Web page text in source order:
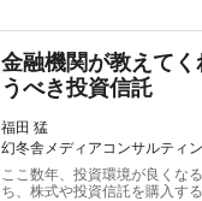
金融機関が教えて
うべき投資信託
福田 猛
幻冬舎メディアコンサルティ
ここ数年、投資環境が良くな
ち、株式や投資信託を購入す